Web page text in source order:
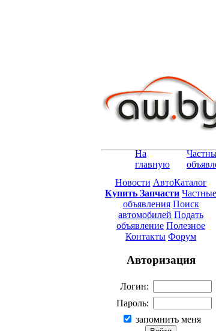
На
главную
Новости АвтоКаталог
Купить Запчасти Частные
объявления Поиск
автомобилей Подать
объявление Полезное
Контакты Форум
Авторизация
Логин:
Пароль:
запомнить меня